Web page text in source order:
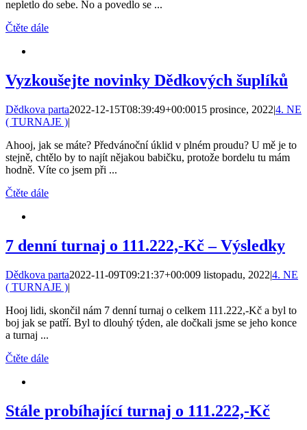
nepletlo do sebe. No a povedlo se ...
Čtěte dále
Vyzkoušejte novinky Dědkových šuplíků
Dědkova parta2022-12-15T08:39:49+00:0015 prosince, 2022|4. NE
( TURNAJE )|
Ahooj, jak se máte? Předvánoční úklid v plném proudu? U mě je to
stejně, chtělo by to najít nějakou babičku, protože bordelu tu mám
hodně. Víte co jsem při ...
Čtěte dále
7 denní turnaj o 111.222,-Kč – Výsledky
Dědkova parta2022-11-09T09:21:37+00:009 listopadu, 2022|4. NE
( TURNAJE )|
Hooj lidi, skončil nám 7 denní turnaj o celkem 111.222,-Kč a byl to
boj jak se patří. Byl to dlouhý týden, ale dočkali jsme se jeho konce
a turnaj ...
Čtěte dále
Stále probíhající turnaj o 111.222,-Kč